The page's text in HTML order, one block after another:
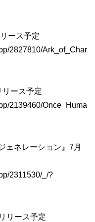
ース予定
2827810/Ark_of_Char
ース予定
2139460/Once_Huma
ェネレーション』7月
2311530/_/?
リース予定